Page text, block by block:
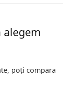
alegem
poți compara